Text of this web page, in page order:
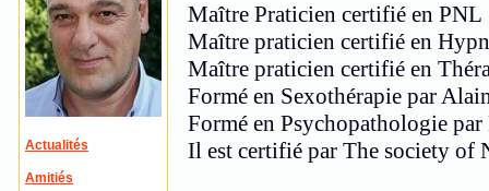
Actualités
Amitiés
Maître Praticien certifié en PNL
Maître praticien certifié en
Maître praticien certifié en
Formé en Sexothérapie par
Formé en Psychopathologie
Il est certifié par The society of